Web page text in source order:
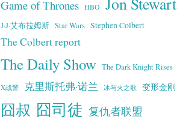
Game of Thrones HBO
J·J·艾布拉姆斯 Star Wars Stephen Colbert
The Colbert report
The Daily Show The Dark Knight Rises
X战警 克里斯托弗·诺兰 冰与火之歌 变形金刚
囧叔 囧司徒 复仇者联盟